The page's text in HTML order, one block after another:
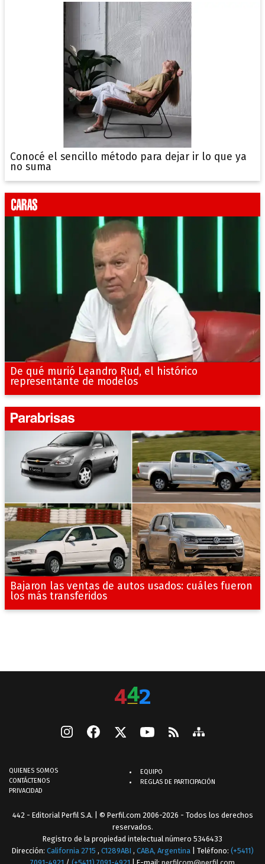
Conocé el sencillo método para dejar ir lo que ya
no suma
De qué murió Leandro Rud, el histórico
representante de modelos
Bajaron las ventas de autos usados: cuáles fueron
los más transferidos
QUIENES SOMOS
CONTÁCTENOS
PRIVACIDAD
EQUIPO
REGLAS DE PARTICIPACIÓN
442 - Editorial Perfil S.A. | © Perfil.com 2006-2026 - Todos los derechos
reservados.
Registro de la propiedad intelectual número 5346433
Dirección: California 2715 , C1289ABI , CABA, Argentina | Teléfono: (+5411)